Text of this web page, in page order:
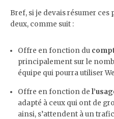
Bref, si je devais résumer ces
deux, comme suit :
Offre en fonction du
principalement sur le
équipe qui pourra utiliser
Offre en fonction de
adapté à ceux qui ont de
ainsi, s’attendent à un